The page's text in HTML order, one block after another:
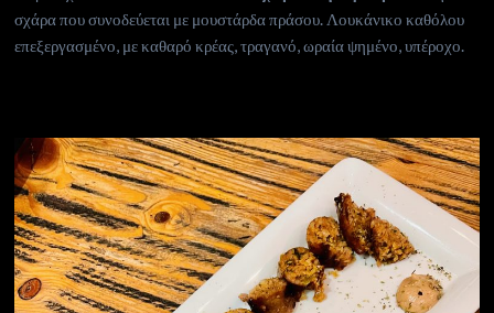
σχάρα που συνοδεύεται με μουστάρδα πράσου. Λουκάνικο καθόλου
επεξεργασμένο, με καθαρό κρέας, τραγανό, ωραία ψημένο, υπέροχο.